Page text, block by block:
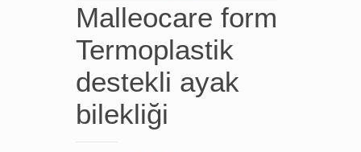
Malleocare form
Termoplastik
destekli ayak
bilekliği